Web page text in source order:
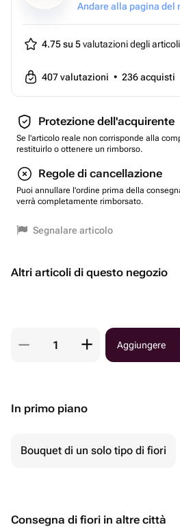
Andare alla pagina del
4.75 su 5valutazioni degli articoli
407valutazioni • 236acquisti
Protezione dell'acquirente
Se l'articolo reale non corrisponde alla
restituirlo o ottenere un rimborso.
Regole di cancellazione
Puoi annullare l'ordine prima della
verrà completamente rimborsato.
Segnalare articolo
Altri articoli di questo negozio
Aggiungere
In primo piano
Bouquet di un solo tipo di fiori
Consegna di fiori in altre città